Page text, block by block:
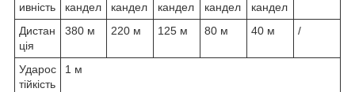
ивність
кандел
кандел
кандел
кандел
кандел
Дистан
ція
380 м 220 м 125 м 80 м 40 м /
Ударос
тійкість
1 м